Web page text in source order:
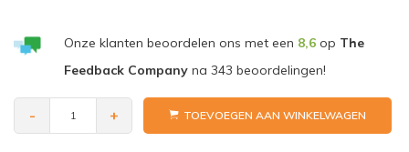
Onze klanten beoordelen ons met een 8,6op The
Feedback Companyna 343 beoordelingen!
- + TOEVOEGEN AAN WINKELWAGEN